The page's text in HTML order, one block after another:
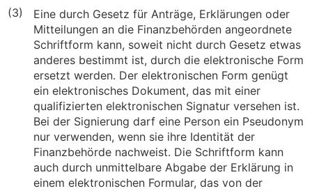
(3)
Eine durch Gesetz für Anträge, Erklärungen oder
Mitteilungen an die Finanzbehörden angeordnete
Schriftform kann, soweit nicht durch Gesetz etwas
anderes bestimmt ist, durch die elektronische Form
ersetzt werden. Der elektronischen Form genügt
ein elektronisches Dokument, das mit einer
qualifizierten elektronischen Signatur versehen ist.
Bei der Signierung darf eine Person ein Pseudonym
nur verwenden, wenn sie ihre Identität der
Finanzbehörde nachweist. Die Schriftform kann
auch durch unmittelbare Abgabe der Erklärung in
einem elektronischen Formular, das von der